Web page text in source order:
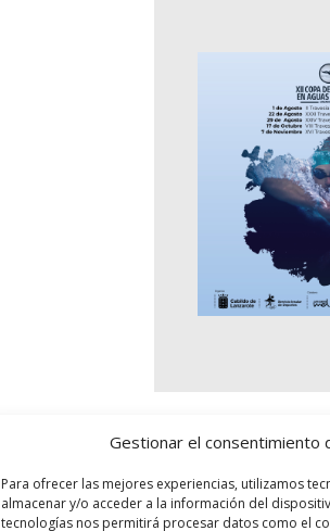
Gestionar el consentimiento
Para ofrecer las mejores experiencias, utilizamos
almacenar y/o acceder a la información del
tecnologías nos permitirá procesar datos como el
logo SID